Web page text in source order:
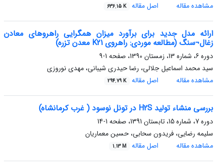
مشاهده مقاله
اصل مقاله 636.15 K
ارائه مدل جدید برای برآورد میزان همگرایی راهروهای معادن
زغال¬سنگ (مطالعه موردی: راهروی K21 معدن تزره)
دوره 6، شماره 13، زمستان 1390، صفحه
1-9
سید محمد اسماعیل جلالی، رضا حیدری شیبانی، مهدی نوروزی
مشاهده مقاله
اصل مقاله 294.79 K
بررسی منشاء تولید H2S در تونل نوسود ( غرب کرمانشاه)
دوره 7، شماره 15، تابستان 1391، صفحه
1-14
سلیمه رضایی، فریدون سحابی، حسین معماریان
مشاهده مقاله
اصل مقاله 1.13 M